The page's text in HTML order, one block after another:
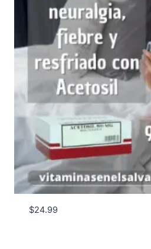
$24.99